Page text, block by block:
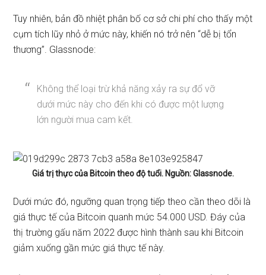
Tuy nhiên, bản đồ nhiệt phân bố cơ sở chi phí cho thấy một
cụm tích lũy nhỏ ở mức này, khiến nó trở nên “dễ bị tổn
thương”. Glassnode:
Không thể loại trừ khả năng xảy ra sự đổ vỡ
dưới mức này cho đến khi có được một lượng
lớn người mua cam kết.
Giá trị thực của Bitcoin theo độ tuổi. Nguồn: Glassnode.
Dưới mức đó, ngưỡng quan trọng tiếp theo cần theo dõi là
giá thực tế của Bitcoin quanh mức 54.000 USD. Đáy của
thị trường gấu năm 2022 được hình thành sau khi Bitcoin
giảm xuống gần mức giá thực tế này.